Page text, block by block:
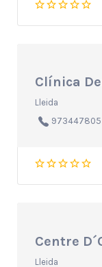
Clínica
Lleida
973447805
Centre
Lleida